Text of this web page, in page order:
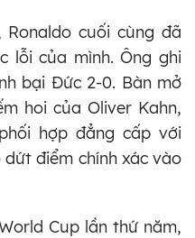
cuối cùng đã
lỗi của mình. Ông ghi
bại Đức 2-0. Bàn mở
hoi của Oliver Kahn,
hợp đẳng cấp với
điểm chính xác vào
Cup lần thứ năm,